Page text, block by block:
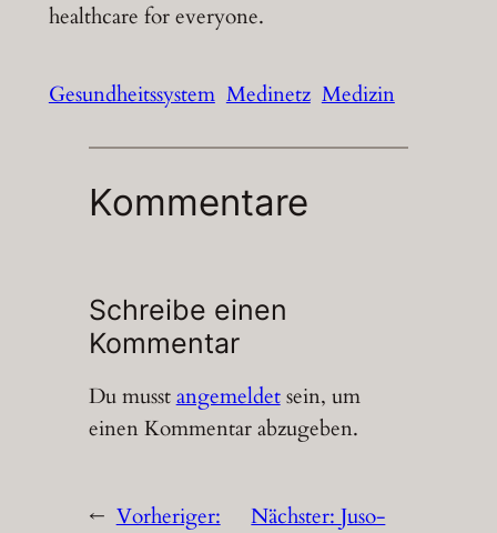
healthcare for everyone.
Gesundheitssystem Medinetz Medizin
Kommentare
Schreibe einen
Kommentar
Du musstangemeldetsein, um
einen Kommentar abzugeben.
← Vorheriger:
Nächster:Juso-